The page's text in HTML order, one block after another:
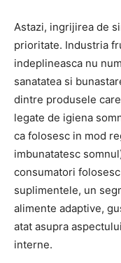
Astazi, ingrijirea de
prioritate. Industria
indeplineasca nu
sanatatea si
dintre produsele
legate de igiena
ca folosesc in mod
imbunatatesc
consumatori
suplimentele, un
alimente adaptive,
atat asupra
interne.